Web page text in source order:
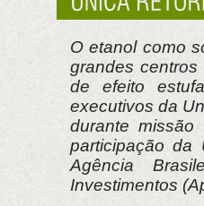
O etanol como
grandes
de efeito
executivos da
durante
participação da
Agência
Investimentos